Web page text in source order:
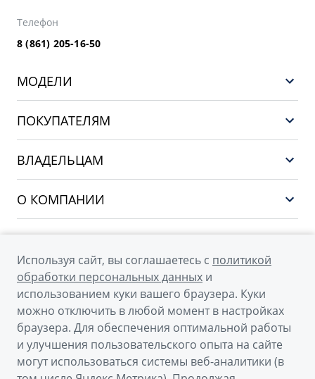
Телефон
8 (861) 205-16-50
МОДЕЛИ
EX5
PREFACE
CITYRAY
ATLAS
OKAVANGO
MONJARO
ПОКУПАТЕЛЯМ
ВЛАДЕЛЬЦАМ
О КОМПАНИИ
Новости
Наша команда
Правовая информация
Контакты
Мы в соцсетях
© 2026
Используя сайт, вы соглашаетесь с политикой
обработки персональных данных и
использованием куки вашего браузера. Куки
можно отключить в любой момент в настройках
браузера. Для обеспечения оптимальной работы
и улучшения пользовательского опыта на сайте
могут использоваться системы веб-аналитики (в